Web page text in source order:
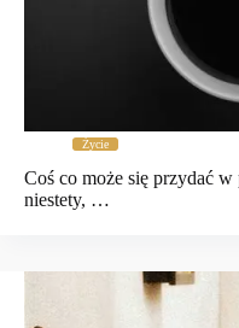
Życie
Coś co może się przydać w
niestety, …